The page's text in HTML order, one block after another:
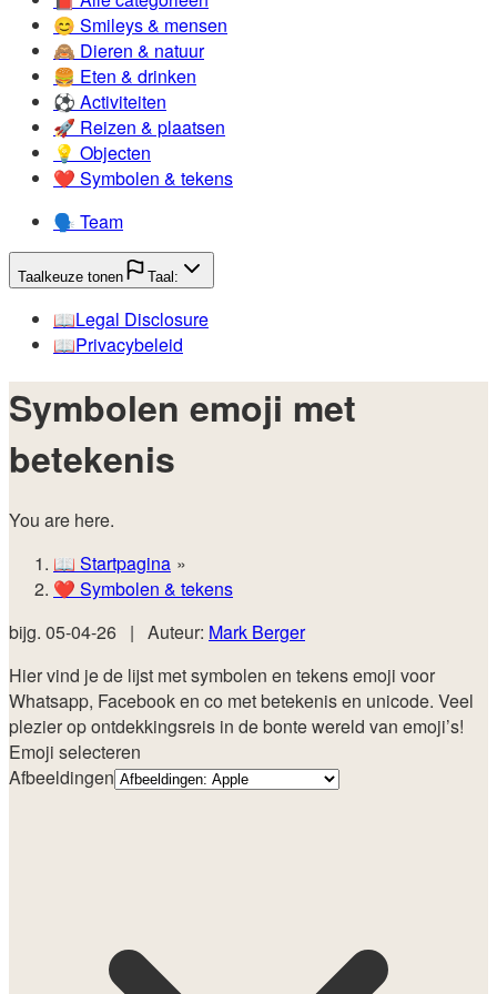
😊️ Smileys & mensen
🙈️ Dieren & natuur
🍔️ Eten & drinken
⚽️ Activiteiten
🚀️ Reizen & plaatsen
💡️ Objecten
❤️ Symbolen & tekens
🗣️ Team
Taalkeuze tonen Taal:
📖️Legal Disclosure
📖️Privacybeleid
Symbolen emoji met
betekenis
You are here.
📖 Startpagina
❤️ Symbolen & tekens
bijg. 05-04-26 | Auteur: Mark Berger
Hier vind je de lijst met symbolen en tekens emoji voor
Whatsapp, Facebook en co met betekenis en unicode. Veel
plezier op ontdekkingsreis in de bonte wereld van emoji’s!
Emoji selecteren
Afbeeldingen